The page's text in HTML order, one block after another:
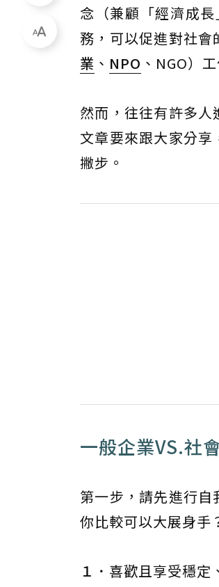
念（兼顧「經濟成
務，可以促進對社
業 、 NPO 、NGO）工
然而，往往有許多
文章要來跟大家分
撇步。
一般企業VS.社
第一步，請先進行
你比較可以大展身手
１． 喜歡且享受穩定